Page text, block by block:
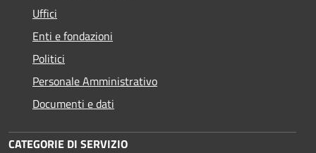
Uffici
Enti e fondazioni
Politici
Personale Amministrativo
Documenti e dati
CATEGORIE DI SERVIZIO